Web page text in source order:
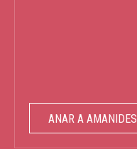
ANAR A AMANIDES